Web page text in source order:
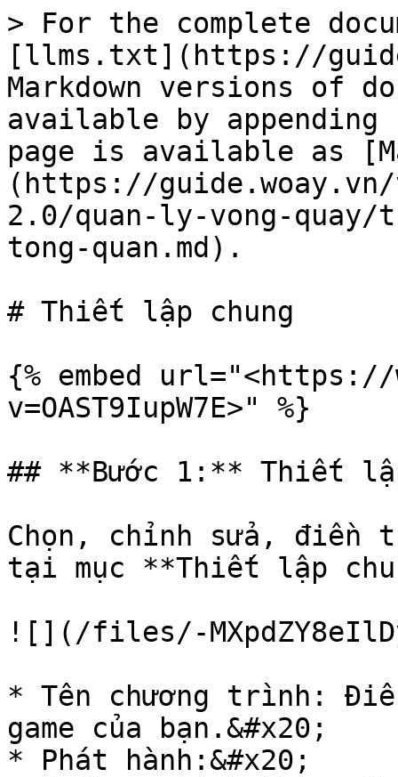
> For the complete
[llms.txt](https://
Markdown versions of
available by
page is available as
(https://
2.0/quan-ly-vong-
tong-quan.md).
# Thiết lập chung
{% embed url="<https://
v=OAST9IupW7E>" %}
## **Bước 1:** Thiết
Chọn, chỉnh sửa, điền
tại mục **Thiết lập
![](/files/-
* Tên chương trình:
game của bạn.&#x20;
* Phát hành:&#x20;